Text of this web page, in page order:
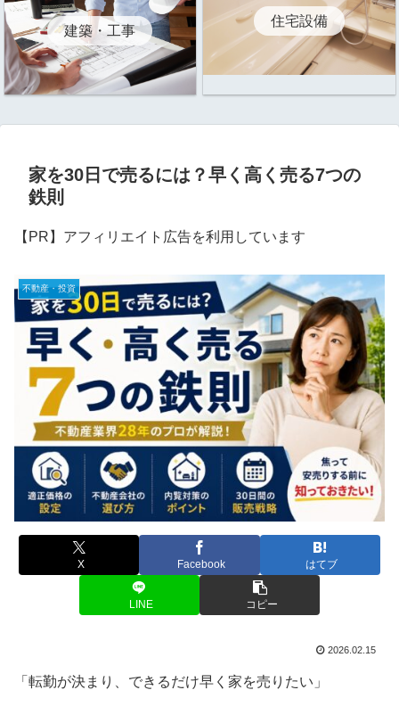
建築・工事
住宅設備
家を30日で売るには？早く高く売る7つの
鉄則
【PR】アフィリエイト広告を利用しています
不動産・投資
X Facebook はてブ
LINE コピー
2026.02.15
「転勤が決まり、できるだけ早く家を売りたい」